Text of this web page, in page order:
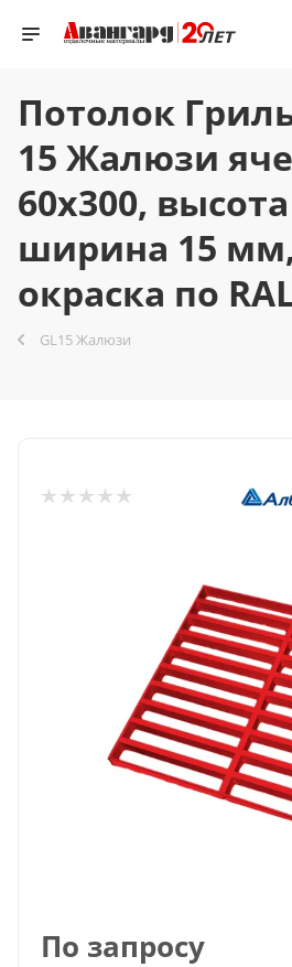
Потолок
15 Жалюзи
60x300,
ширина 15 мм,
окраска по
GL15 Жалюзи
По запросу